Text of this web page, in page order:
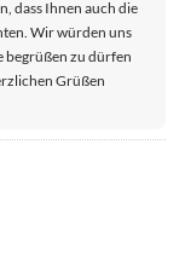
dass Ihnen auch die
Wir würden uns
begrüßen zu dürfen
Grüßen